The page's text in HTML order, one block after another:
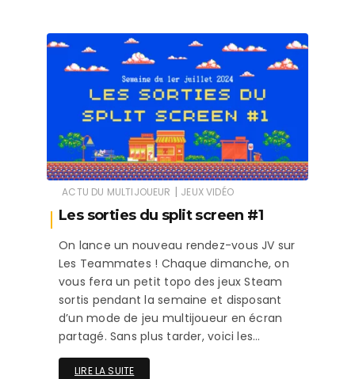
ACTU DU MULTIJOUEUR | JEUX VIDÉO
Les sorties du split screen #1
On lance un nouveau rendez-vous JV sur
Les Teammates ! Chaque dimanche, on
vous fera un petit topo des jeux Steam
sortis pendant la semaine et disposant
d’un mode de jeu multijoueur en écran
partagé. Sans plus tarder, voici les…
LIRE LA SUITE